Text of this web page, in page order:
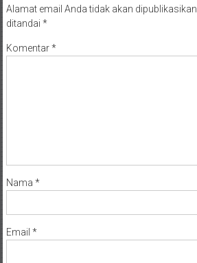
Alamat email Anda tidak akan dipublikasikan.
ditandai *
Komentar*
Nama *
Email *